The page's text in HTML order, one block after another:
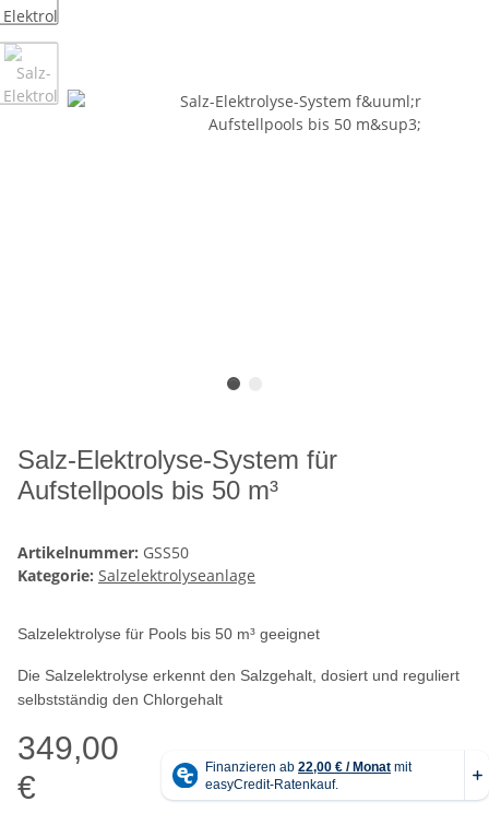
Salz-Elektrolyse-System für
Aufstellpools bis 50 m³
Artikelnummer: GSS50
Kategorie: Salzelektrolyseanlage
Salzelektrolyse für Pools bis 50 m³ geeignet
Die Salzelektrolyse erkennt den Salzgehalt, dosiert und reguliert
selbstständig den Chlorgehalt
349,00
€